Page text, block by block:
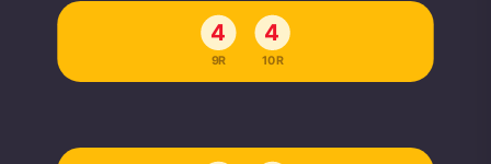
4
9R
4
10R